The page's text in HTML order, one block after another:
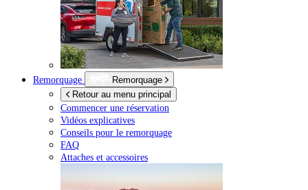
Remorquage
Remorquage
Retour au menu principal
Commencer une réservation
Vidéos explicatives
Conseils pour le remorquage
FAQ
Attaches et accessoires